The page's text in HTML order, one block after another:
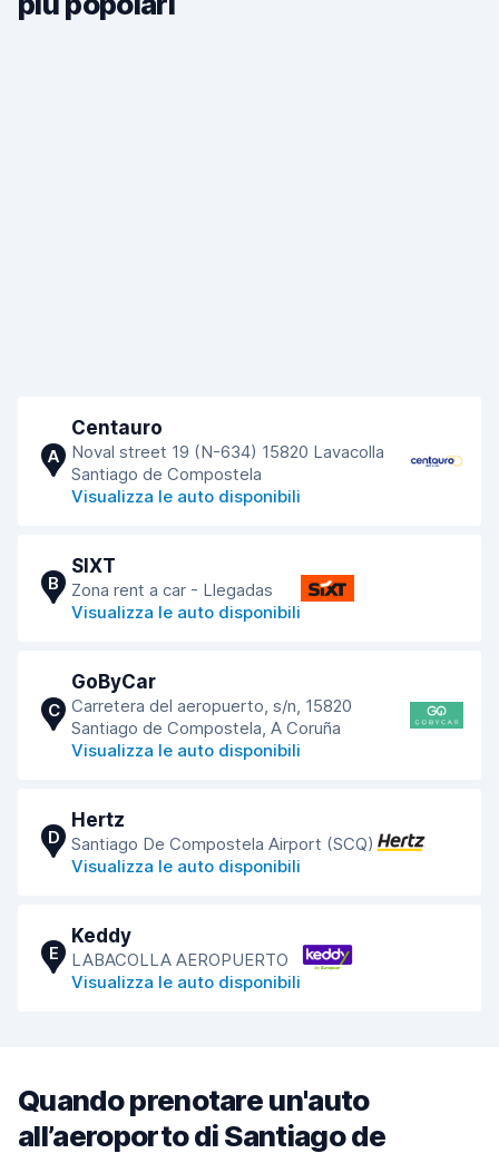
A
Centauro
Noval street 19 (N-634) 15820 Lavacolla
Santiago de Compostela
Visualizza le auto disponibili
B
SIXT
Zona rent a car - Llegadas
Visualizza le auto disponibili
C
GoByCar
Carretera del aeropuerto, s/n, 15820
Santiago de Compostela, A Coruña
Visualizza le auto disponibili
D
Hertz
Santiago De Compostela Airport (SCQ)
Visualizza le auto disponibili
E
Keddy
LABACOLLA AEROPUERTO
Visualizza le auto disponibili
Quando prenotare un'auto
all’aeroporto di Santiago de